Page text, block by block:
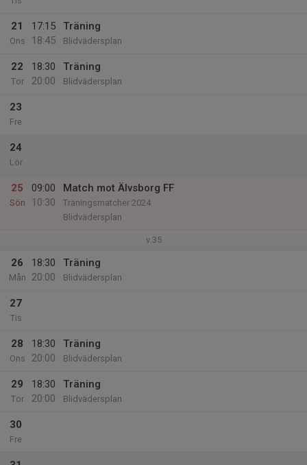
21
Ons
17:15
18:45
Träning
Blidvädersplan
22
Tor
18:30
20:00
Träning
Blidvädersplan
23
Fre
24
Lör
25
Sön
09:00
10:30
Match mot Älvsborg FF
Träningsmatcher 2024
Blidvädersplan
v.35
26
Mån
18:30
20:00
Träning
Blidvädersplan
27
Tis
28
Ons
18:30
20:00
Träning
Blidvädersplan
29
Tor
18:30
20:00
Träning
Blidvädersplan
30
Fre